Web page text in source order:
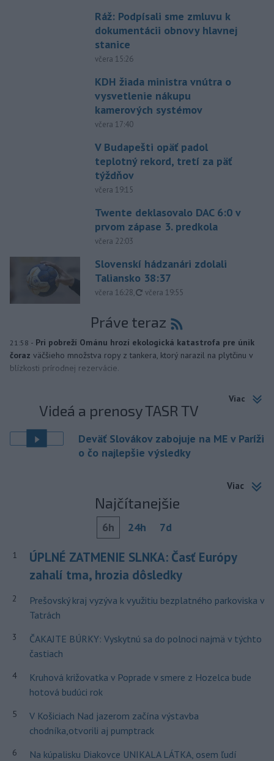
Ráž: Podpísali sme zmluvu k
dokumentácii obnovy hlavnej
stanice
včera 15:26
KDH žiada ministra vnútra o
vysvetlenie nákupu
kamerových systémov
včera 17:40
V Budapešti opäť padol
teplotný rekord, tretí za päť
týždňov
včera 19:15
Twente deklasovalo DAC 6:0 v
prvom zápase 3. predkola
včera 22:03
Slovenskí hádzanári zdolali
Taliansko 38:37
včera 16:28, aktualizované
včera 19:55
Práve teraz
21:58 - Pri pobreží Ománu hrozí ekologická katastrofa pre únik
čoraz väčšieho množstva ropy z tankera, ktorý narazil na plytčinu v
blízkosti prírodnej rezervácie.
Viac
Videá a prenosy TASR TV
Deväť Slovákov zabojuje na ME v Paríži
o čo najlepšie výsledky
Viac
Najčítanejšie
6h 24h 7d
1
ÚPLNÉ ZATMENIE SLNKA: Časť Európy
zahalí tma, hrozia dôsledky
2
Prešovský kraj vyzýva k využitiu bezplatného parkoviska v
Tatrách
3
ČAKAJTE BÚRKY: Vyskytnú sa do polnoci najmä v týchto
častiach
4
Kruhová križovatka v Poprade v smere z Hozelca bude
hotová budúci rok
5
V Košiciach Nad jazerom začína výstavba
chodníka,otvorili aj pumptrack
6
Na kúpalisku Diakovce UNIKALA LÁTKA, osem ľudí